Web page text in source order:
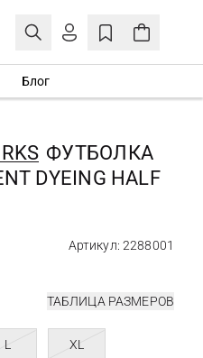
ЛИЧНЫЙ КАБИНЕТ
не зарегистрированы?
УЧЕТНУЮ ЗАПИСЬ
Блог
ФУТБОЛКА
DYEING HALF
Артикул: 2288001
ТАБЛИЦА РАЗМЕРОВ
L XL